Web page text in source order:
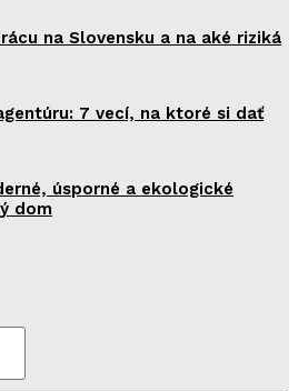
na Slovensku a na aké riziká
7 vecí, na ktoré si dať
úsporné a ekologické
dom